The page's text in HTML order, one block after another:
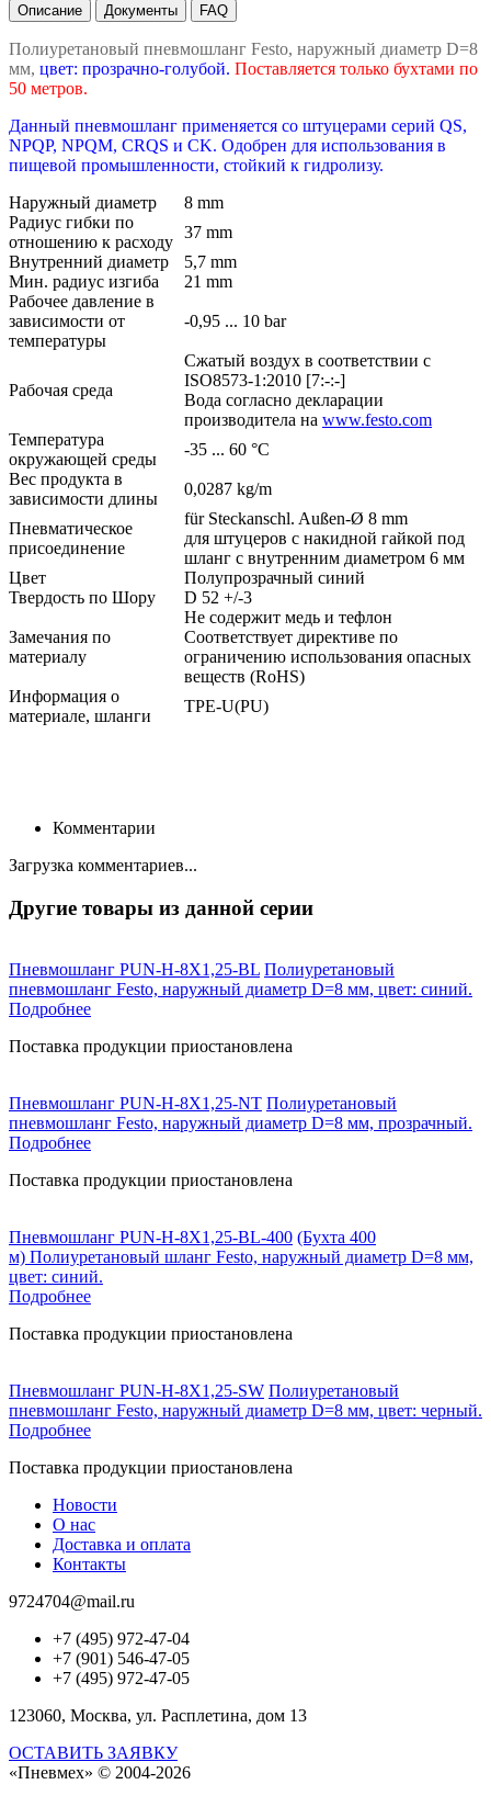
Описание Документы FAQ
Полиуретановый пневмошланг Festo, наружный диаметр D=8
мм, цвет: прозрачно-голубой. Поставляется только бухтами по
50 метров.
Данный пневмошланг применяется со штуцерами серий QS,
NPQP, NPQM, CRQS и CK. Одобрен для использования в
пищевой промышленности, стойкий к гидролизу.
Наружный диаметр
8 mm
Радиус гибки по
отношению к расходу
37 mm
Внутренний диаметр
5,7 mm
Мин. радиус изгиба
21 mm
Рабочее давление в
зависимости от
температуры
-0,95 ... 10 bar
Рабочая среда
Сжатый воздух в соответствии с
ISO8573-1:2010 [7:-:-]
Вода согласно декларации
производитела на www.festo.com
Температура
окружающей среды
-35 ... 60 °C
Вес продукта в
зависимости длины
0,0287 kg/m
Пневматическое
присоединение
für Steckanschl. Außen-Ø 8 mm
для штуцеров с накидной гайкой под
шланг с внутренним диаметром 6 мм
Цвет
Полупрозрачный синий
Твердость по Шору
D 52 +/-3
Замечания по
материалу
Не содержит медь и тефлон
Соответствует директиве по
ограничению использования опасных
веществ (RoHS)
Информация о
материале, шланги
TPE-U(PU)
Комментарии
Загрузка комментариев...
Другие товары из данной серии
Пневмошланг PUN-H-8X1,25-BL Полиуретановый
пневмошланг Festo, наружный диаметр D=8 мм, цвет: синий.
Подробнее
Поставка продукции приостановлена
Пневмошланг PUN-H-8X1,25-NT Полиуретановый
пневмошланг Festo, наружный диаметр D=8 мм, прозрачный.
Подробнее
Поставка продукции приостановлена
Пневмошланг PUN-H-8X1,25-BL-400 (Бухта 400
м) Полиуретановый шланг Festo, наружный диаметр D=8 мм,
цвет: синий.
Подробнее
Поставка продукции приостановлена
Пневмошланг PUN-H-8X1,25-SW Полиуретановый
пневмошланг Festo, наружный диаметр D=8 мм, цвет: черный.
Подробнее
Поставка продукции приостановлена
Новости
О нас
Доставка и оплата
Контакты
9724704@mail.ru
+7 (495) 972-47-04
+7 (901) 546-47-05
+7 (495) 972-47-05
123060, Москва, ул. Расплетина, дом 13
ОСТАВИТЬ ЗАЯВКУ
«Пневмех» © 2004-2026